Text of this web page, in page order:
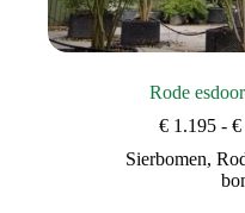
Rode
€1.195 - €
Sierbomen,